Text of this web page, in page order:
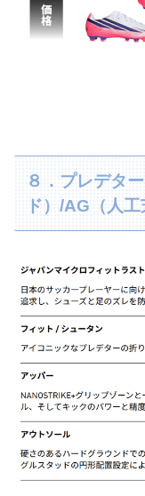
８．プレデタ
ド）/AG（人工